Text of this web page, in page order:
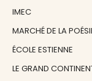
IMEC
MARCHÉ DE LA
ÉCOLE ESTIENNE
LE GRAND